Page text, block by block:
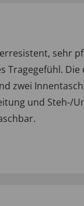
sehr
und Steh-/